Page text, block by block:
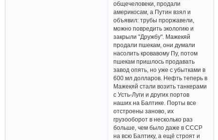
общечеловеки, продали
америкосам, а Путин взял и
объявил: трубы проржавели,
можно повредить экологию и
закрыли "Дружбу". Мажекяй
продали пшекам, они думали
насолить кровавому Пу, потом
пшекам пришлось продавать
завод опять, но уже с убытками в
600 мл долларов. Нефть теперь в
Мажекяй стали возить танкерами
с Усть-Луги и других портов
наших на Балтике. Порты все
отстроены заново, их
грузооборот в несколько раз
больше, чем было даже в СССР
на всю Балтику, а ещё строят и